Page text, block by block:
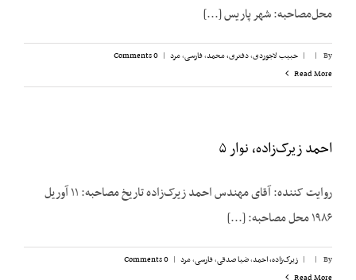
محل‌مصاحبه: شهر پاریس [...]
By
|
| حبیب لاجوردی,دفتری، ‌محمد,فارسی,مرد |
0 Comments
Read More
احمد زیرک‌زاده، نوار ۵
روایت کننده: آقای مهندس احمد زیرک‌زاده تاریخ مصاحبه: ۱۱ آوریل
۱۹۸۶ محل مصاحبه: [...]
By
|
| زیرک‌زاده، احمد,ضیا صدقی,فارسی,مرد |
0 Comments